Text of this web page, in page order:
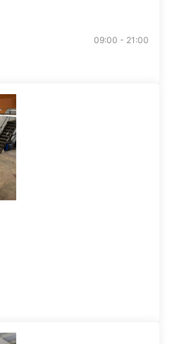
09:00 - 21:00